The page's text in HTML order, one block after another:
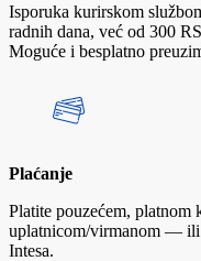
Isporuka kurirskom
radnih dana, već od 300
Moguće i besplatno
Plaćanje
Platite pouzećem, platnom
uplatnicom/virmanom — ili
Intesa.